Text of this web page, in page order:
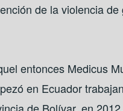
de la violencia de
entonces Medicus
en Ecuador